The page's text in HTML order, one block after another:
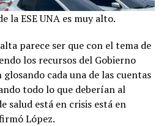
la ESE UNA es muy alto.
parece ser que con el tema de
los recursos del Gobierno
glosando cada una de las cuentas
todo lo que deberían al
salud está en crisis está en
López.